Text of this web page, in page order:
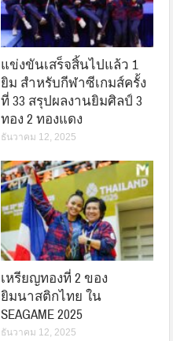
แข่งขันเสร็จสิ้นไปแล้ว 1
ยิม สำหรับกีฬาซีเกมส์ครั้ง
ที่ 33 สรุปผลงานยิมศิลป์ 3
ทอง 2 ทองแดง
ธันวาคม 12, 2025
เหรียญทองที่ 2 ของ
ยิมนาสติกไทย ใน
SEAGAME 2025
ธันวาคม 12, 2025